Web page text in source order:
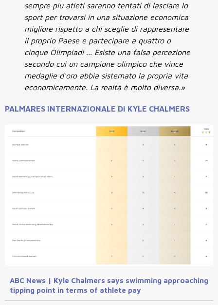
sempre più atleti saranno tentati di lasciare lo
sport per trovarsi in una situazione economica
migliore rispetto a chi sceglie di rappresentare
il proprio Paese e partecipare a quattro o
cinque Olimpiadi ... Esiste una falsa percezione
secondo cui un campione olimpico che vince
medaglie d'oro abbia sistemato la propria vita
economicamente. La realtà è molto diversa.»
PALMARES INTERNAZIONALE DI KYLE CHALMERS
ABC News | Kyle Chalmers says swimming approaching
tipping point in terms of athlete pay